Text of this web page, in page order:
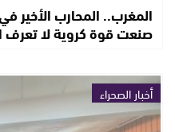
المغرب.. المحارب الأخير
صنعت قوة كروية لا تعرف
أخبار الصحراء